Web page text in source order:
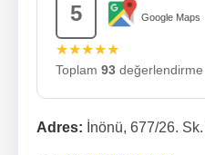
5 Google Maps
★★★★★
Toplam 93 değerlendirme
Adres: İnönü, 677/26.